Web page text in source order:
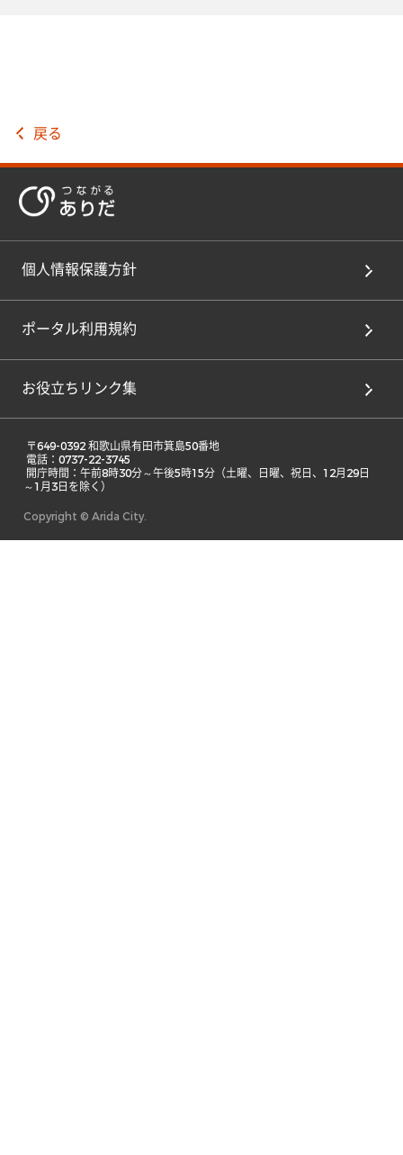
戻る
個人情報保護方針
ポータル利用規約
お役立ちリンク集
～1月3日を除く）
Copyright © Arida City.